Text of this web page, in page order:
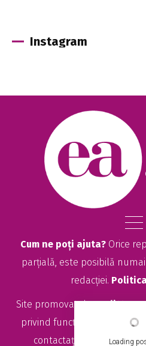
Loading
Instagram
Cum ne poți ajuta? Orice
parțială, este posibilă
redacției.
Site promovat de
privind funcționarea site-
contactați la